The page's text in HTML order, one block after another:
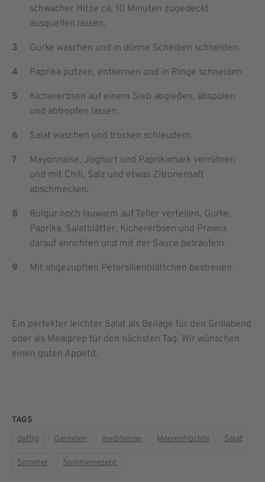
schwacher Hitze ca. 10 Minuten zugedeckt
ausquellen lassen.
Gurke waschen und in dünne Scheiben schneiden.
Paprika putzen, entkernen und in Ringe schneiden.
Kichererbsen auf einem Sieb abgießen, abspülen
und abtropfen lassen.
Salat waschen und trocken schleudern.
Mayonnaise, Joghurt und Paprikamark verrühren
und mit Chili, Salz und etwas Zitronensaft
abschmecken.
Bulgur noch lauwarm auf Teller verteilen. Gurke,
Paprika, Salatblätter, Kichererbsen und Prawns
darauf anrichten und mit der Sauce beträufeln.
Mit abgezupften Petersilienblättchen bestreuen.
Ein perfekter leichter Salat als Beilage für den Grillabend
oder als Mealprep für den nächsten Tag. Wir wünschen
einen guten Appetit.
TAGS
deftig
Garnelen mediterran Meeresfrüchte Salat
Sommer Sommerrezept